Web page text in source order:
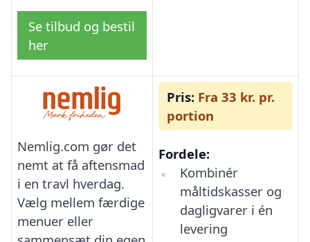
Se tilbud og bestil
her
Nemlig.com gør det
nemt at få aftensmad
i en travl hverdag.
Vælg mellem færdige
menuer eller
Pris: Fra 33 kr. pr.
portion
Fordele:
Kombinér
måltidskasser og
dagligvarer i én
levering